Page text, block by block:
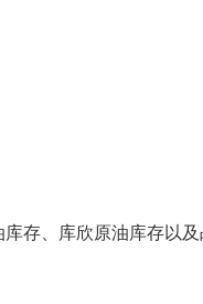
存、库欣原油库存以及